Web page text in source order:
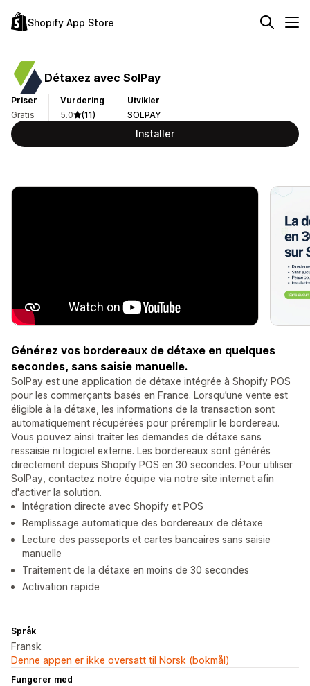
Shopify App Store
Détaxez avec SolPay
Priser
Gratis
Vurdering
5.0
(11)
Utvikler
SOLPAY
Installer
Générez vos bordereaux de détaxe en quelques
secondes, sans saisie manuelle.
SolPay est une application de détaxe intégrée à Shopify POS
pour les commerçants basés en France. Lorsqu’une vente est
éligible à la détaxe, les informations de la transaction sont
automatiquement récupérées pour préremplir le bordereau.
Vous pouvez ainsi traiter les demandes de détaxe sans
ressaisie ni logiciel externe. Les bordereaux sont générés
directement depuis Shopify POS en 30 secondes. Pour utiliser
SolPay, contactez notre équipe via notre site internet afin
d'activer la solution.
Intégration directe avec Shopify et POS
Remplissage automatique des bordereaux de détaxe
Lecture des passeports et cartes bancaires sans saisie
manuelle
Traitement de la détaxe en moins de 30 secondes
Activation rapide
Språk
Fransk
Denne appen er ikke oversatt til Norsk (bokmål)
Fungerer med